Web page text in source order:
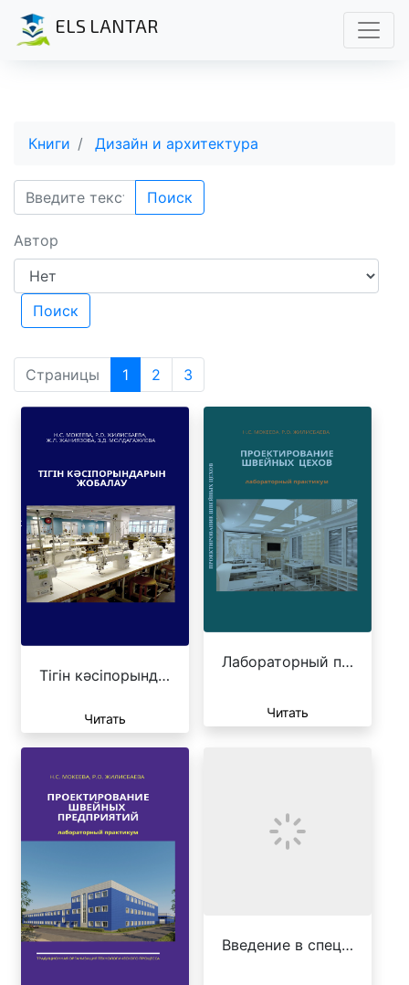
ELS LANTAR
Книги Дизайн и архитектура
Поиск
Автор
Поиск
Страницы 1 2 3
Тігін кәсіпорынд…
Читать
Лабораторный п…
Читать
Введение в спец…